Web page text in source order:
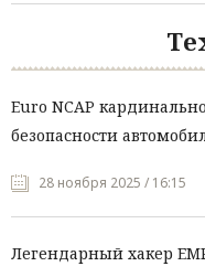
Euro NCAP
безопасности
28 ноября 2025 / 16:15
Легендарный хакер